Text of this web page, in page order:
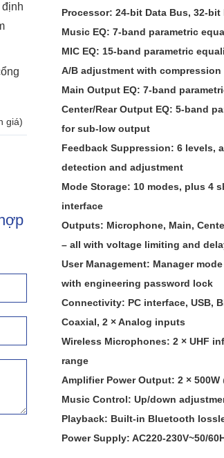
giá)
Processor: 24-bit Data Bus, 32-bit
Music EQ: 7-band parametric
MIC EQ: 15-band parametric
A/B adjustment with
Main Output EQ: 7-band
Center/Rear Output EQ: 5-band
for sub-low output
Feedback Suppression: 6 levels,
detection and adjustment
Mode Storage: 10 modes, plus 4
interface
Outputs: Microphone, Main,
– all with voltage limiting and
User Management: Manager
with engineering password lock
Connectivity: PC interface, USB,
Coaxial, 2 × Analog inputs
Wireless Microphones: 2 × UHF
range
Amplifier Power Output: 2 × 500W
Music Control: Up/down
Playback: Built-in Bluetooth
Power Supply: AC220-230V~50/